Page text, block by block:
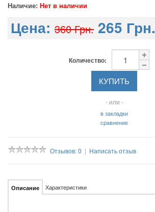
Наличие: Нет в наличии
Цена: 360 Грн. 265 Грн.
Количество:
- или -
в закладки
сравнение
Отзывов: 0 | Написать отзыв
Описание Характеристики